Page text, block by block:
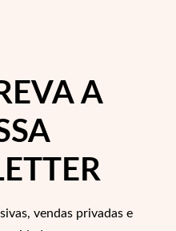
A
vendas privadas e